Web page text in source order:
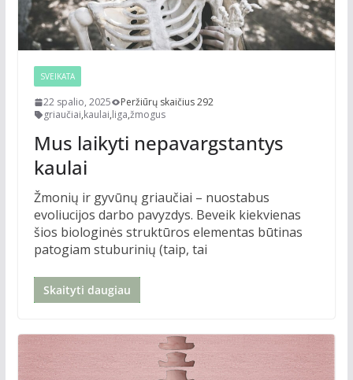
SVEIKATA
22 spalio, 2025
Peržiūrų skaičius 292
griaučiai,kaulai,liga,žmogus
Mus laikyti nepavargstantys
kaulai
Žmonių ir gyvūnų griaučiai – nuostabus
evoliucijos darbo pavyzdys. Beveik kiekvienas
šios biologinės struktūros elementas būtinas
patogiam stuburinių (taip, tai
Skaityti daugiau